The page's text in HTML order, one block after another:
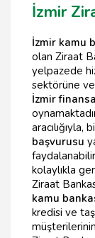
İzmir
İzmir kamu
olan Ziraat
yelpazede
sektörüne
İzmir
başvurusu
kolaylıkla
Ziraat
kamu
kredisi ve